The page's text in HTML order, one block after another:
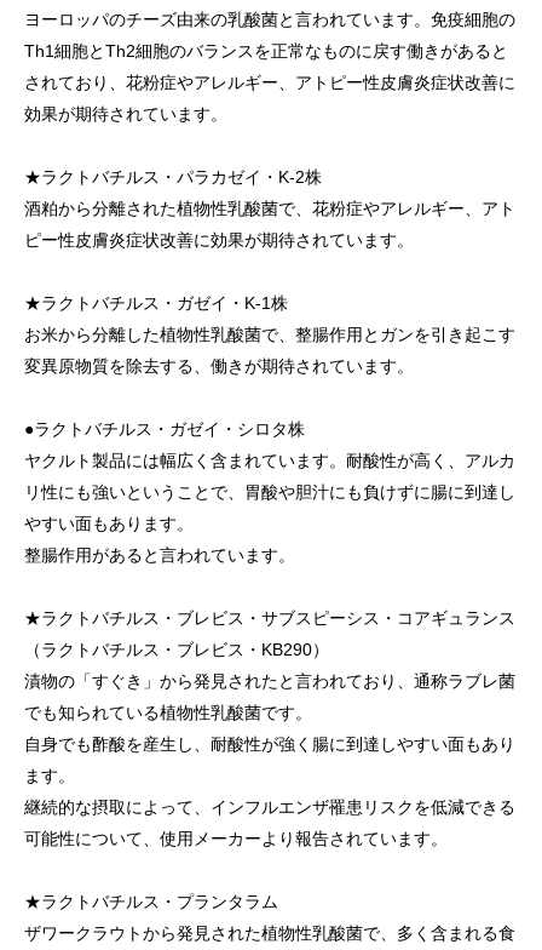
ヨーロッパのチーズ由来の乳酸菌と言われています。免疫細胞の
Th1細胞とTh2細胞のバランスを正常なものに戻す働きがあると
されており、花粉症やアレルギー、アトピー性皮膚炎症状改善に
効果が期待されています。
★ラクトバチルス・パラカゼイ・K-2株
酒粕から分離された植物性乳酸菌で、花粉症やアレルギー、アト
ピー性皮膚炎症状改善に効果が期待されています。
★ラクトバチルス・ガゼイ・K-1株
お米から分離した植物性乳酸菌で、整腸作用とガンを引き起こす
変異原物質を除去する、働きが期待されています。
●ラクトバチルス・ガゼイ・シロタ株
ヤクルト製品には幅広く含まれています。耐酸性が高く、アルカ
リ性にも強いということで、胃酸や胆汁にも負けずに腸に到達し
やすい面もあります。
整腸作用があると言われています。
★ラクトバチルス・ブレビス・サブスピーシス・コアギュランス
（ラクトバチルス・ブレビス・KB290）
漬物の「すぐき」から発見されたと言われており、通称ラブレ菌
でも知られている植物性乳酸菌です。
自身でも酢酸を産生し、耐酸性が強く腸に到達しやすい面もあり
ます。
継続的な摂取によって、インフルエンザ罹患リスクを低減できる
可能性について、使用メーカーより報告されています。
★ラクトバチルス・プランタラム
ザワークラウトから発見された植物性乳酸菌で、多く含まれる食